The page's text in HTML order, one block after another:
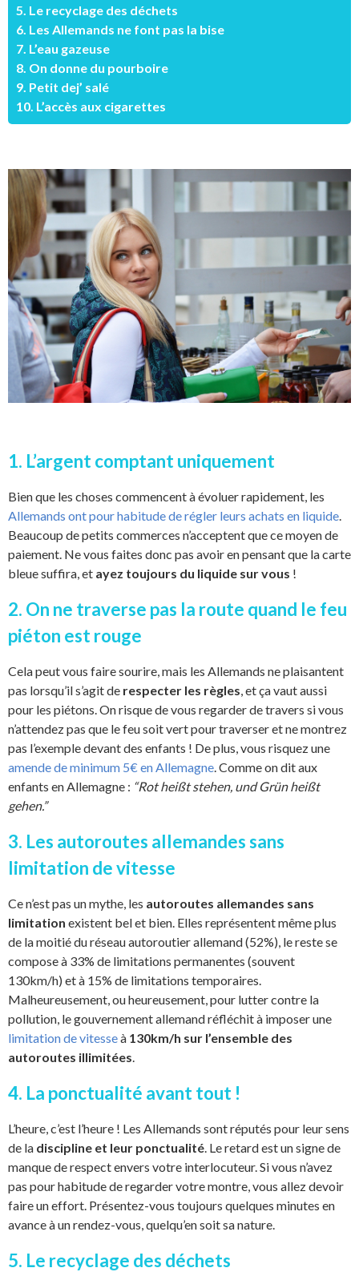
5. Le recyclage des déchets
6. Les Allemands ne font pas la bise
7. L’eau gazeuse
8. On donne du pourboire
9. Petit dej’ salé
10. L’accès aux cigarettes
1. L’argent comptant uniquement
Bien que les choses commencent à évoluer rapidement, les
Allemands ont pour habitude de régler leurs achats en liquide.
Beaucoup de petits commerces n’acceptent que ce moyen de
paiement. Ne vous faites donc pas avoir en pensant que la carte
bleue suffira, et ayez toujours du liquide sur vous !
2. On ne traverse pas la route quand le feu
piéton est rouge
Cela peut vous faire sourire, mais les Allemands ne plaisantent
pas lorsqu’il s’agit de respecter les règles, et ça vaut aussi
pour les piétons. On risque de vous regarder de travers si vous
n’attendez pas que le feu soit vert pour traverser et ne montrez
pas l’exemple devant des enfants ! De plus, vous risquez une
amende de minimum 5€ en Allemagne. Comme on dit aux
enfants en Allemagne : “Rot heißt stehen, und Grün heißt
gehen.”
3. Les autoroutes allemandes sans
limitation de vitesse
Ce n’est pas un mythe, les autoroutes allemandes sans
limitation existent bel et bien. Elles représentent même plus
de la moitié du réseau autoroutier allemand (52%), le reste se
compose à 33% de limitations permanentes (souvent
130km/h) et à 15% de limitations temporaires.
Malheureusement, ou heureusement, pour lutter contre la
pollution, le gouvernement allemand réfléchit à imposer une
limitation de vitesseà 130km/h sur l’ensemble des
autoroutes illimitées.
4. La ponctualité avant tout !
L’heure, c’est l’heure ! Les Allemands sont réputés pour leur sens
de la discipline et leur ponctualité. Le retard est un signe de
manque de respect envers votre interlocuteur. Si vous n’avez
pas pour habitude de regarder votre montre, vous allez devoir
faire un effort. Présentez-vous toujours quelques minutes en
avance à un rendez-vous, quelqu’en soit sa nature.
5. Le recyclage des déchets